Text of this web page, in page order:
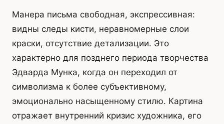
Манера письма свободная, экспрессивная:
видны следы кисти, неравномерные слои
краски, отсутствие детализации. Это
характерно для позднего периода творчества
Эдварда Мунка, когда он переходил от
символизма к более субъективному,
эмоционально насыщенному стилю. Картина
отражает внутренний кризис художника, его